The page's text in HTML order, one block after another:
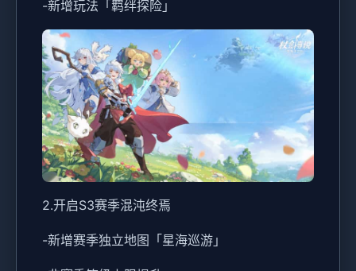
-新增玩法「羁绊探险」
2.开启S3赛季混沌终焉
-新增赛季独立地图「星海巡游」